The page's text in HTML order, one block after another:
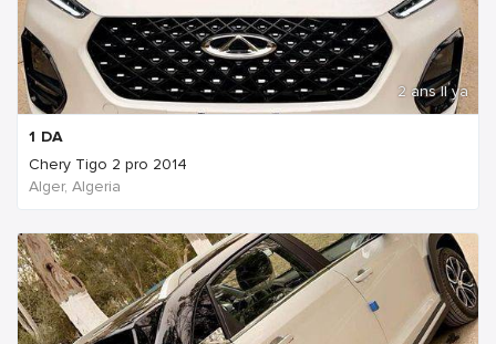
2 ans Il ya
1 DA
Chery Tigo 2 pro 2014
Alger, Algeria